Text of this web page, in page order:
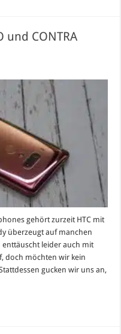
und CONTRA
gehört zurzeit HTC mit
überzeugt auf manchen
leider auch mit
doch möchten wir kein
gucken wir uns an,